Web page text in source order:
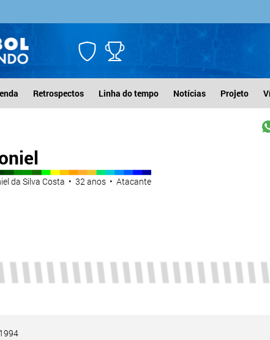
Retrospectos Linha do tempo Notícias Projeto
da Silva Costa • 32 anos • Atacante